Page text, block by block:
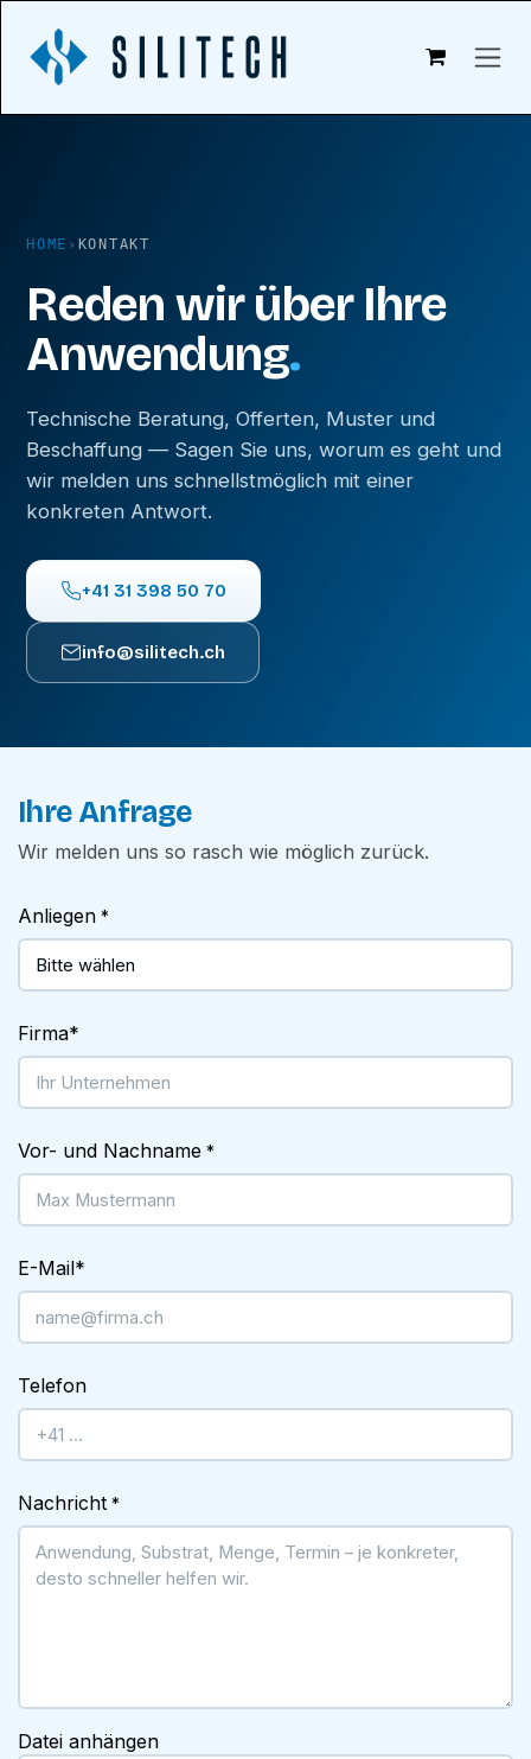
HOME › KONTAKT
Reden wir über Ihre
Anwendung.
Technische Beratung, Offerten, Muster und
Beschaffung — Sagen Sie uns, worum es geht und
wir melden uns schnellstmöglich mit einer
konkreten Antwort.
+41 31 398 50 70
info@silitech.ch
Ihre Anfrage
Wir melden uns so rasch wie möglich zurück.
Anliegen *
Firma*
Vor- und Nachname *
E-Mail*
Telefon
Nachricht *
Datei anhängen